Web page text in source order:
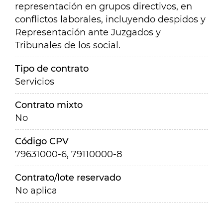
representación en grupos directivos, en
conflictos laborales, incluyendo despidos y
Representación ante Juzgados y
Tribunales de los social.
Tipo de contrato
Servicios
Contrato mixto
No
Código CPV
79631000-6, 79110000-8
Contrato/lote reservado
No aplica